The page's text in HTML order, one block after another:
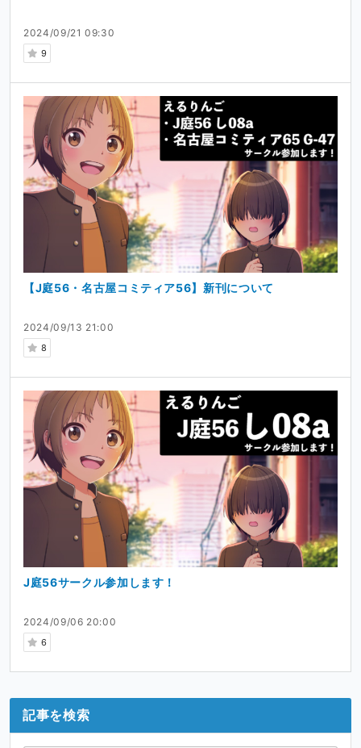
2024/09/21 09:30
9
2024/09/13 21:00
8
【J庭56・名古屋コミティア56】新刊について
2024/09/06 20:00
6
J庭56サークル参加します！
記事を検索